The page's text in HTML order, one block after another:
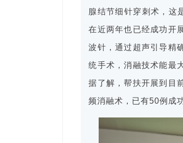
腺结节细针穿刺术，这
在近两年也已经成功开
波针，通过超声引导精
统手术，消融技术能最
据了解，帮扶开展到目
频消融术，已有50例成